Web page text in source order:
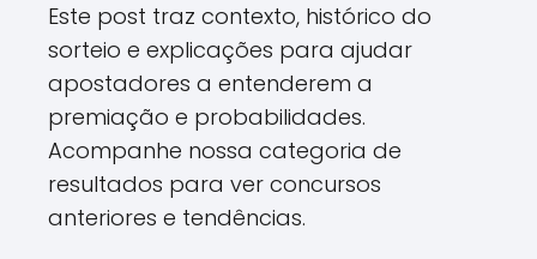
Este post traz contexto, histórico do
sorteio e explicações para ajudar
apostadores a entenderem a
premiação e probabilidades.
Acompanhe nossa categoria de
resultados para ver concursos
anteriores e tendências.